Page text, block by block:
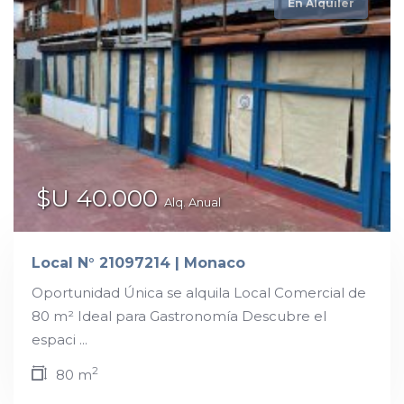
En Alquiler
$U 40.000Alq. Anual
Local N° 21097214 | Monaco
Oportunidad Única se alquila Local Comercial de
80 m² Ideal para Gastronomía Descubre el
espaci ...
80 m2